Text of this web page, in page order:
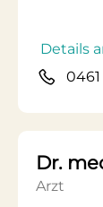
Details
Dr.
Arzt